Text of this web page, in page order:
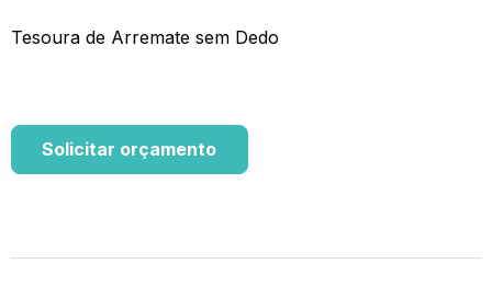
Tesoura de Arremate sem Dedo
Solicitar orçamento